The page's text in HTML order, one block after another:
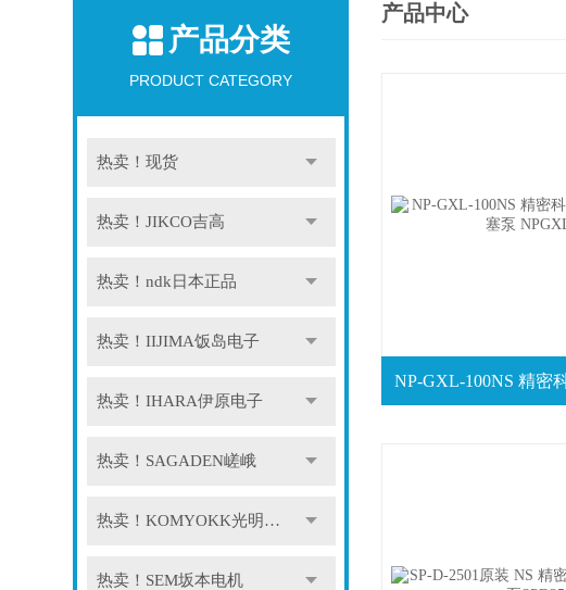
产品分类
PRODUCT CATEGORY
热卖！现货
热卖！JIKCO吉高
热卖！ndk日本正品
热卖！IIJIMA饭岛电子
热卖！IHARA伊原电子
热卖！SAGADEN嵯峨
热卖！KOMYOKK光明理化
热卖！SEM坂本电机
产品中心